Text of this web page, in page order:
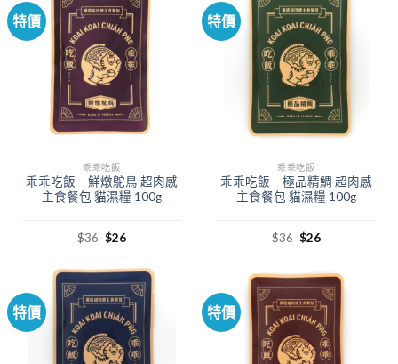
特價
乖乖吃飯
乖乖吃飯 – 鮮燉鴕鳥 超肉感
主食餐包 貓濕糧 100g
$36 $26
特價
乖乖吃飯
乖乖吃飯 – 極品精鯛 超肉感
主食餐包 貓濕糧 100g
$36 $26
特價 特價